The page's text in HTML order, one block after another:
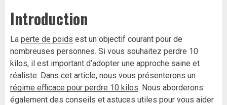
Introduction
La perte de poids est un objectif courant pour de
nombreuses personnes. Si vous souhaitez perdre 10
kilos, il est important d’adopter une approche saine et
réaliste. Dans cet article, nous vous présenterons un
régime efficace pour perdre 10 kilos. Nous aborderons
également des conseils et astuces utiles pour vous aider